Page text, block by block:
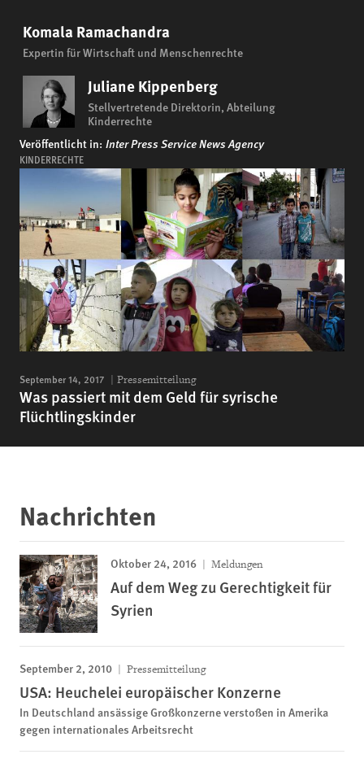
Komala Ramachandra
Expertin für Wirtschaft und Menschenrechte
Juliane Kippenberg
Stellvertretende Direktorin, Abteilung
Kinderrechte
Veröffentlicht in: Inter Press Service News Agency
KINDERRECHTE
September 14, 2017 Pressemitteilung
Was passiert mit dem Geld für syrische
Flüchtlingskinder
Nachrichten
Oktober 24, 2016 Meldungen
Auf dem Weg zu Gerechtigkeit für
Syrien
September 2, 2010 Pressemitteilung
USA: Heuchelei europäischer Konzerne
In Deutschland ansässige Großkonzerne verstoßen in Amerika
gegen internationales Arbeitsrecht